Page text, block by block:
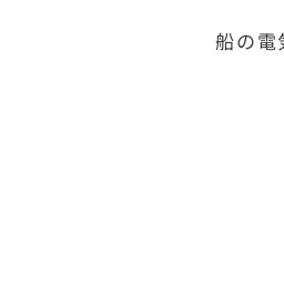
船の電